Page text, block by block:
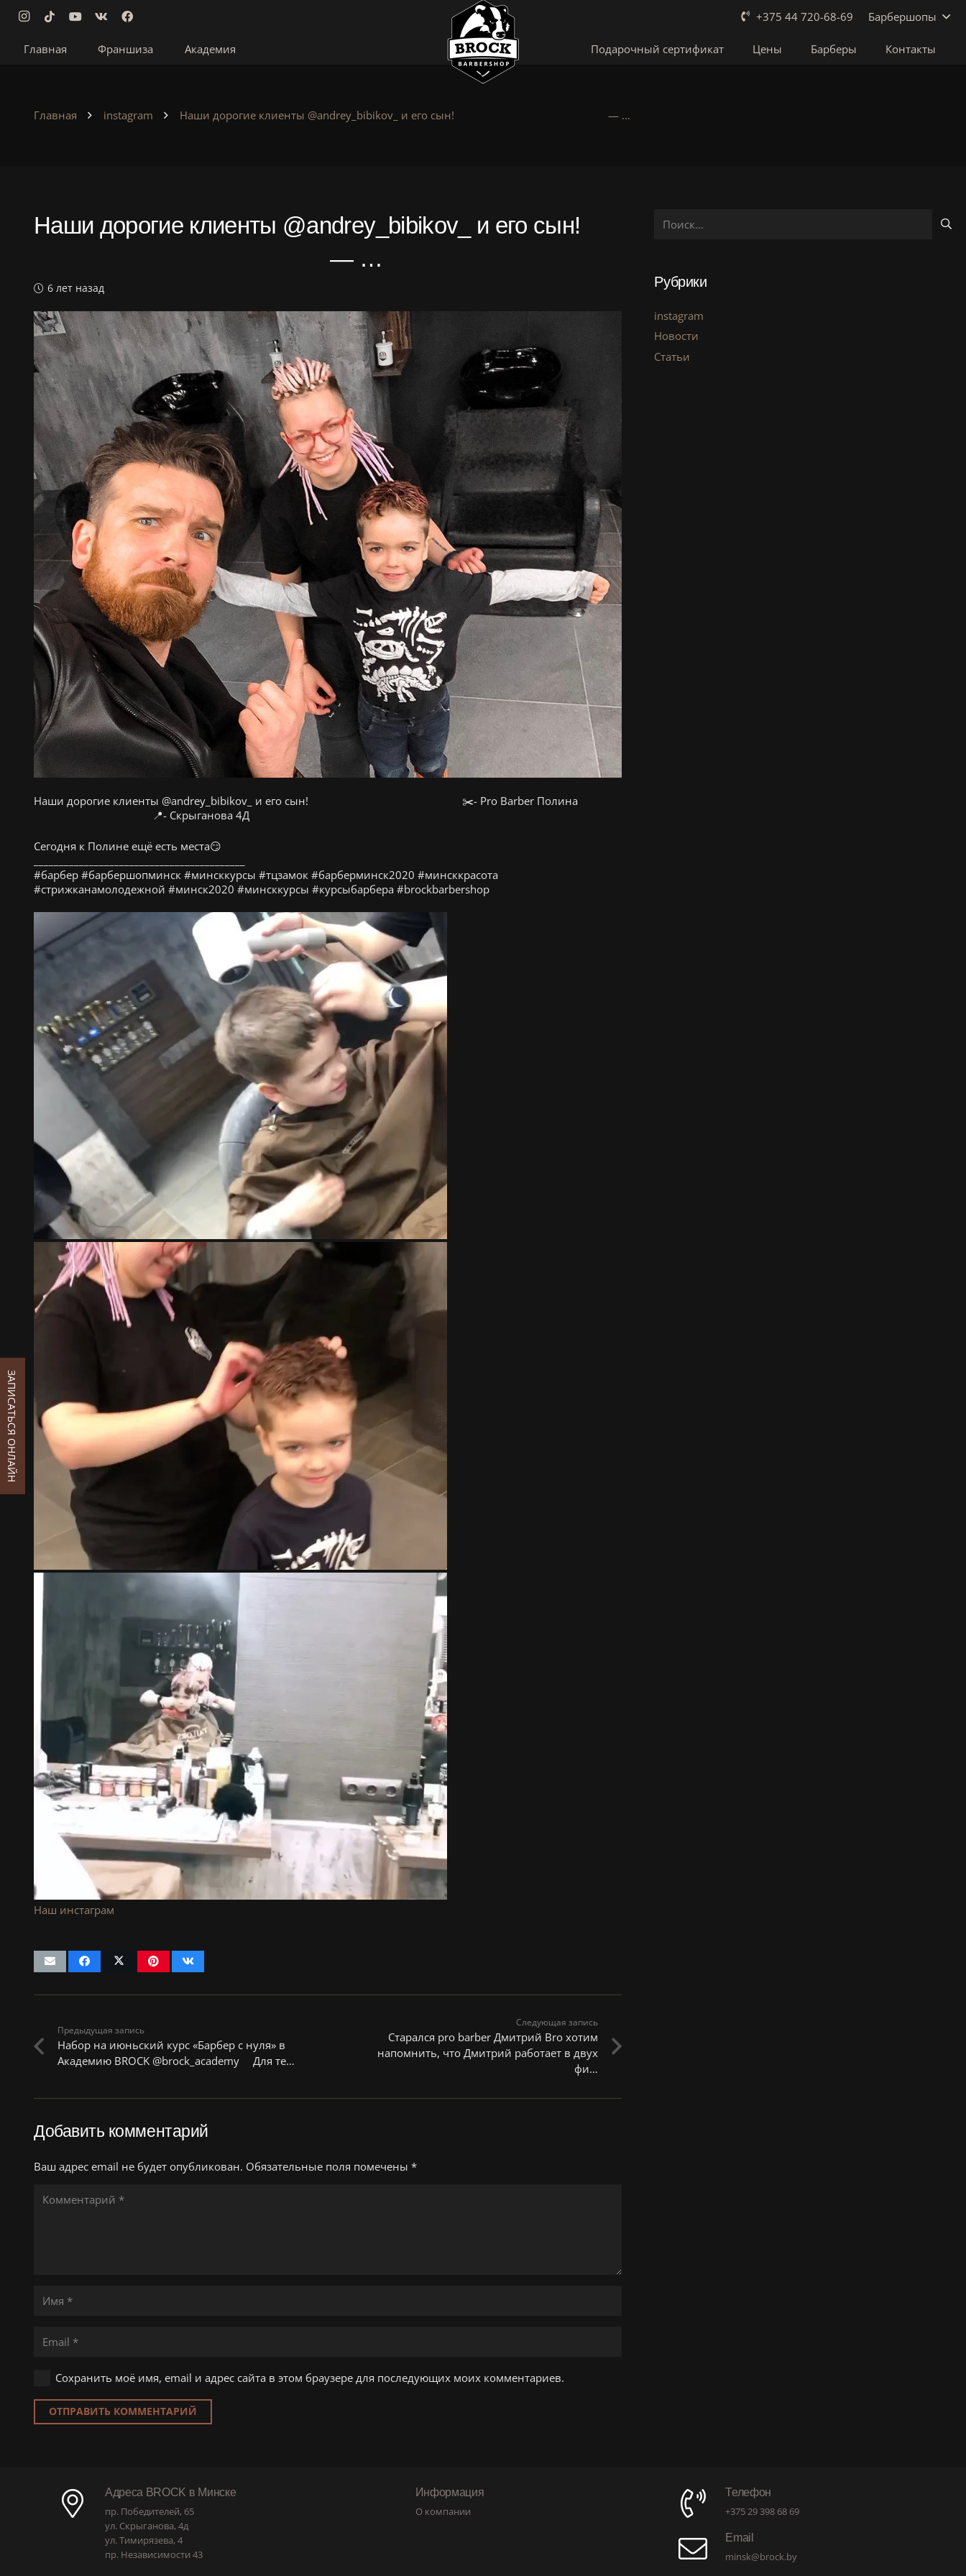
+375 44 720-68-69 Барбершопы
Главная Франшиза Академия Подарочный сертификат Цены Барберы Контакты
Главная instagram Наши дорогие клиенты @andrey_bibikov_ и его сын! ⠀ ⠀ ⠀ ⠀ ⠀ ⠀ ⠀ ⠀ ⠀ ⠀ ⠀ ⠀ ⠀ ⠀ — …
Наши дорогие клиенты @andrey_bibikov_ и его сын! ⠀
⠀ ⠀ ⠀ ⠀ ⠀ ⠀ ⠀ ⠀ ⠀ ⠀ ⠀ ⠀ ⠀ — …
6 лет назад
Наши дорогие клиенты @andrey_bibikov_ и его сын! ⠀ ⠀ ⠀ ⠀ ⠀ ⠀ ⠀ ⠀ ⠀ ⠀ ⠀ ⠀ ⠀ ⠀ ✂️- Pro Barber Полина ⠀ ⠀ ⠀ ⠀
⠀ ⠀ ⠀ ⠀ ⠀ ⠀ ⠀ ⠀ ⠀ ⠀ ⠀ 📍- Скрыганова 4Д
Сегодня к Полине ещё есть места😏
#барбер #барбершопминск #минсккурсы #тцзамок #барберминск2020 #минсккрасота
#стрижканамолодежной #минск2020 #минсккурсы #курсыбарбера #brockbarbershop
Наш инстаграм
Предыдущая запись
Набор на июньский курс «Барбер с нуля» в
Академию BROCK @brock_academy ⠀ Для те…
Следующая запись
Старался pro barber Дмитрий Bro хотим
напомнить, что Дмитрий работает в двух
фи…
Добавить комментарий
Ваш адрес email не будет опубликован. Обязательные поля помечены *
Сохранить моё имя, email и адрес сайта в этом браузере для последующих моих комментариев.
ОТПРАВИТЬ КОММЕНТАРИЙ
Рубрики
instagram
Новости
Статьи
Адреса BROCK в Минске
пр. Победителей, 65
ул. Скрыганова, 4д
ул. Тимирязева, 4
пр. Независимости 43
Информация
О компании
Телефон
+375 29 398 68 69
Email
minsk@brock.by
ЗАПИСАТЬСЯ ОНЛАЙН